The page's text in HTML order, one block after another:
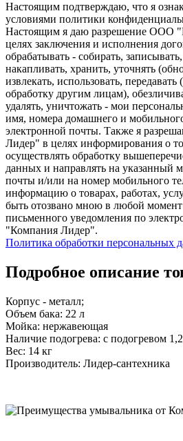
Настоящим подтверждаю, что я
условиями политики
Настоящим я даю разрешение ООО
целях заключения и исполнения
обрабатывать - собирать,
накапливать, хранить, уточнять
извлекать, использовать,
обработку другим лицам),
удалять, уничтожать - мои
имя, номера домашнего и
электронной почты. Также я
Лидер" в целях информирования о
осуществлять обработку
данных и направлять на указанный
почты и/или на номер мобильного
информацию о товарах, работах,
быть отозвано мною в любой
письменного уведомления по
"Компания Лидер".
Политика обработки персональных
Подробное описание
Корпус - металл;
Объем бака: 22 л
Мойка: нержавеющая
Наличие подогрева: с подогревом
Вес: 14 кг
Производитель: Лидер-сантехника